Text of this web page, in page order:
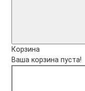
Корзина
Ваша корзина пуста!